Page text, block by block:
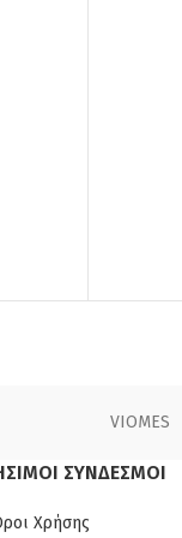
VIOMES
ΣΥΝΔΕΣΜΟΙ
Χρήσης